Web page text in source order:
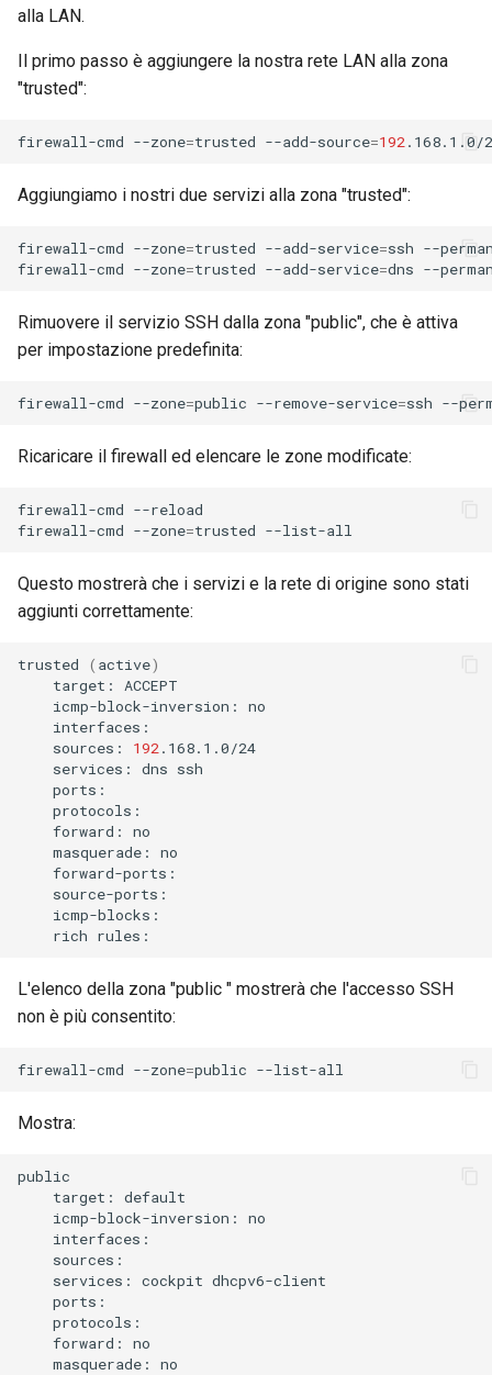
alla LAN.
Il primo passo è aggiungere la nostra rete LAN alla zona
"trusted":
firewall-cmd --zone=trusted --add-source=192 .168.1.0/
Aggiungiamo i nostri due servizi alla zona "trusted":
firewall-cmd --zone=trusted --add-service=ssh --
firewall-cmd --zone=trusted --add-service=dns
Rimuovere il servizio SSH dalla zona "public", che è attiva
per impostazione predefinita:
firewall-cmd --zone=public --remove-service=ssh
Ricaricare il firewall ed elencare le zone modificate:
firewall-cmd --reload
firewall-cmd --zone=trusted
Questo mostrerà che i servizi e la rete di origine sono stati
aggiunti correttamente:
trusted ( active)
target:
icmp-block-inversion:
sources:
192
services:
dns
forward:
masquerade:
rich
L'elenco della zona "public " mostrerà che l'accesso SSH
non è più consentito:
firewall-cmd --zone=public
Mostra:
target:
icmp-block-inversion:
services:
cockpit
forward:
masquerade: